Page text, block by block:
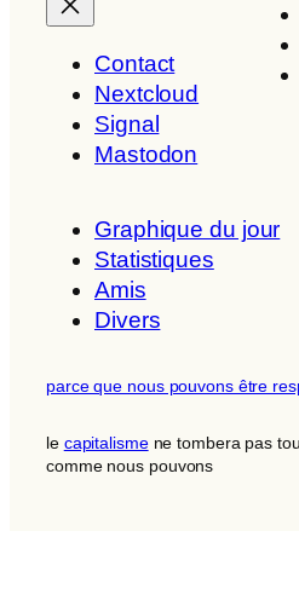
Contact
Nextcloud
Signal
Mastodon
Graphique du jour
Statistiques
Amis
Divers
parce que nous pouvons être
le capitalismene tombera pas
comme nous pouvons